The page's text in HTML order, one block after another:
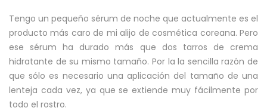
Tengo un pequeño sérum de noche que actualmente es el
producto más caro de mi alijo de cosmética coreana. Pero
ese sérum ha durado más que dos tarros de crema
hidratante de su mismo tamaño. Por la la sencilla razón de
que sólo es necesario una aplicación del tamaño de una
lenteja cada vez, ya que se extiende muy fácilmente por
todo el rostro.